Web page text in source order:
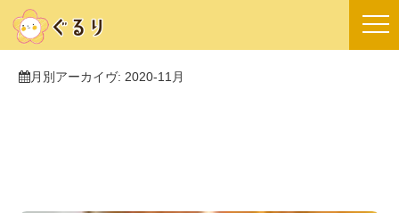
月別アーカイヴ: 2020-11月